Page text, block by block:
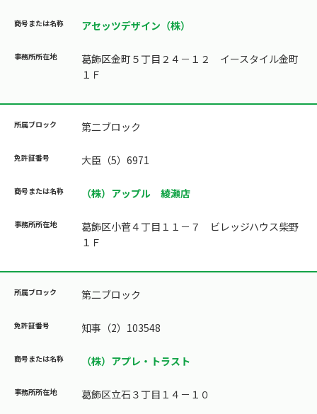
アセッツデザイン（株）
葛飾区金町５丁目２４－１２ イースタイル金町
１Ｆ
第二ブロック
大臣（5）6971
（株）アップル 綾瀬店
葛飾区小菅４丁目１１－７ ビレッジハウス柴野
１Ｆ
第二ブロック
知事（2）103548
（株）アプレ・トラスト
葛飾区立石３丁目１４－１０